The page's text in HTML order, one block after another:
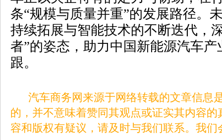
条“规模与质量并重”的发展路径。
持续拓展与智能技术的不断迭代，
者”的姿态，助力中国新能源汽车
跟。
汽车商务网来源于网络转载的文章信息
的，并不意味着赞同其观点或证实其内容
容和版权有疑议，请及时与我们联系。我